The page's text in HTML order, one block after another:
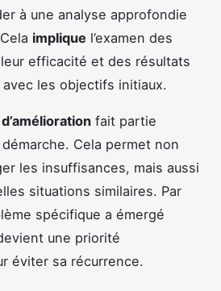
à une analyse approfondie
implique l’examen des
efficacité et des résultats
les objectifs initiaux.
fait partie
Cela permet non
les insuffisances, mais aussi
situations similaires. Par
spécifique a émergé
une priorité
éviter sa récurrence.